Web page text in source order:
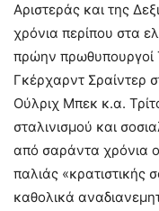
Αριστεράς και της
χρόνια περίπου στα
πρώην πρωθυπουργοί
Γκέρχαρντ Σραίντερ
Ούλριχ Μπεκ κ.α.
σταλινισμού και
από σαράντα χρόνια
παλιάς «κρατιστικής
καθολικά